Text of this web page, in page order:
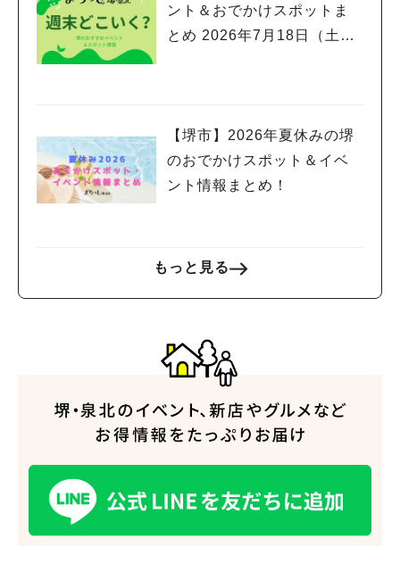
ント＆おでかけスポットま
とめ 2026年7月18日（土）
【堺市】2026年夏休みの堺
のおでかけスポット＆イベ
ント情報まとめ！
もっと見る